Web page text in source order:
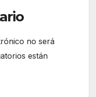
no será
están